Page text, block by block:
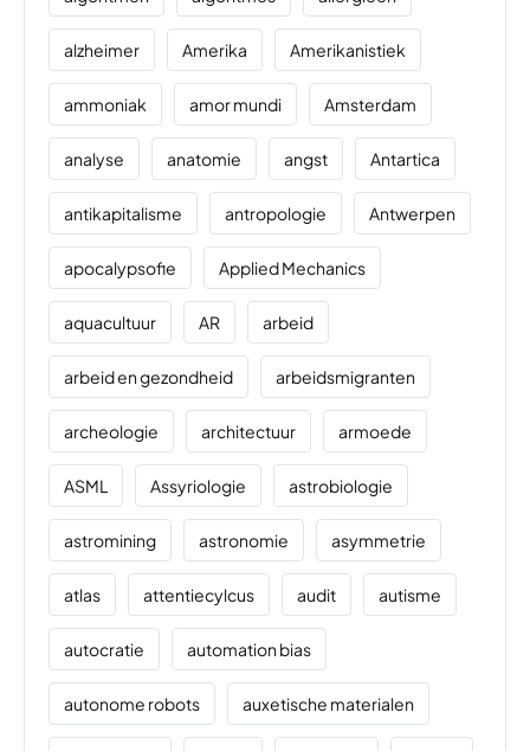
alzheimer Amerika Amerikanistiek
ammoniak amor mundi Amsterdam
analyse anatomie angst Antartica
antikapitalisme antropologie Antwerpen
apocalypsofie Applied Mechanics
aquacultuur AR arbeid
arbeid en gezondheid arbeidsmigranten
archeologie architectuur armoede
ASML Assyriologie astrobiologie
astromining astronomie asymmetrie
atlas attentiecylcus audit autisme
autocratie automation bias
autonome robots auxetische materialen